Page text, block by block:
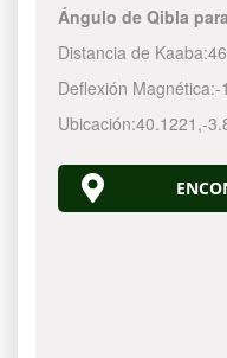
Ángulo de Qibla
Distancia de Kaaba:
Deflexión Magnética:-
Ubicación:40.1221 ,-